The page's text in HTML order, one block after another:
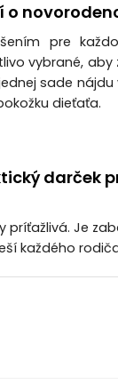
o
pre
vybrané, aby
sade nájdu
dieťaťa.
darček
Je
každého